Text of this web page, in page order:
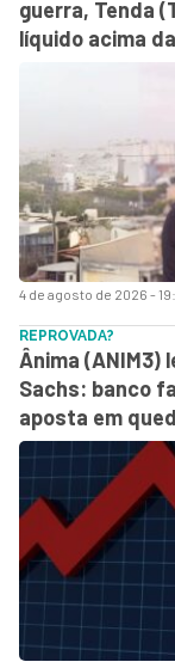
4 de agosto de 2026 -
guerra, Tenda
líquido acima
REPROVADA?
Ânima (ANIM3)
Sachs: banco
aposta em